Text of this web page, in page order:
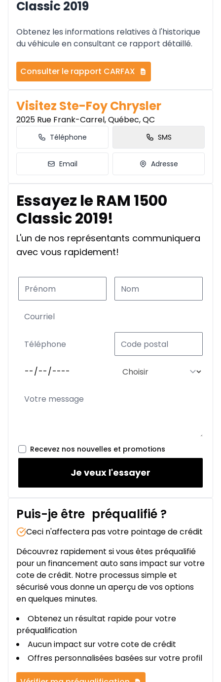
Classic 2019
Obtenez les informations relatives à l'historique
du véhicule en consultant ce rapport détaillé.
Consulter le rapport CARFAX
Visitez Ste-Foy Chrysler
2025 Rue Frank-Carrel, Québec, QC
Téléphone SMS
Email Adresse
Essayez le RAM 1500
Classic 2019!
L'un de nos représentants communiquera
avec vous rapidement!
Recevez nos nouvelles et promotions
Je veux l'essayer
Puis-je être préqualifié ?
Ceci n'affectera pas votre pointage de crédit
Découvrez rapidement si vous êtes préqualifié
pour un financement auto sans impact sur votre
cote de crédit. Notre processus simple et
sécurisé vous donne un aperçu de vos options
en quelques minutes.
Obtenez un résultat rapide pour votre
préqualification
Aucun impact sur votre cote de crédit
Offres personnalisées basées sur votre profil